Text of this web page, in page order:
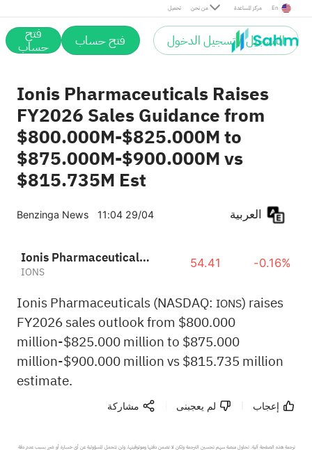
تحميل من نحن مركز المساعدة En
التسجيل / تسجيل الدخول فتح حساب فتح
حساب
Ionis Pharmaceuticals Raises
FY2026 Sales Guidance from
$800.000M-$825.000M to
$875.000M-$900.000M vs
$815.735M Est
Benzinga News 11:04 29/04
Ionis Pharmaceuticals, Inc.
IONS
54.41 -0.16%
Ionis Pharmaceuticals (NASDAQ: IONS) raises
FY2026 sales outlook from $800.000
million-$825.000 million to $875.000
million-$900.000 million vs $815.735 million
estimate.
إعجاب لم يعجبنى مشاركة
ترجمة هذه الصفحة آلية. تحاول منصة سهم تحسين الترجمة ولكن لا تضمن دقتها وموثوقيتها، ولن تتحمل المسؤولية عن أي خسارة أو ضرر بسبب عدم دقة